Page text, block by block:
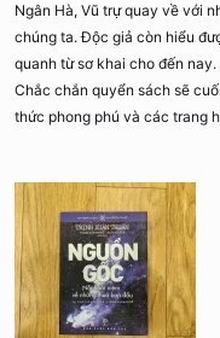
Ngân Hà, Vũ trự quay về với
chúng ta. Độc giả còn hiểu
quanh từ sơ khai cho đến nay.
Chắc chắn quyển sách sẽ
thức phong phú và các trang